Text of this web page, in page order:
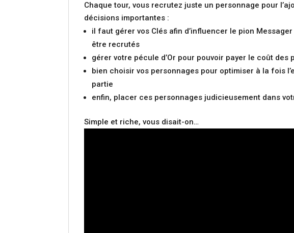
Chaque tour, vous recrutez juste un personnage pour
décisions importantes :
il faut gérer vos Clés afin d’influencer le pion
être recrutés
gérer votre pécule d’Or pour pouvoir payer le coût
bien choisir vos personnages pour optimiser à la fois
partie
enfin, placer ces personnages judicieusement dans
Simple et riche, vous disait-on…